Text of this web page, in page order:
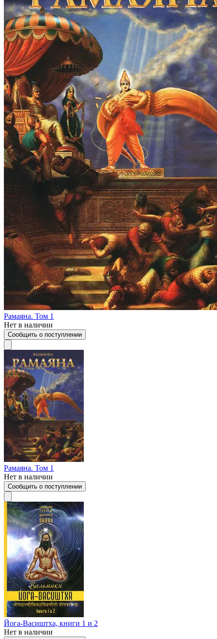
Рамаяна. Том 1
Нет в наличии
Сообщить о поступлении
Рамаяна. Том 1
Нет в наличии
Сообщить о поступлении
Йога-Васиштха, книги 1 и 2
Нет в наличии